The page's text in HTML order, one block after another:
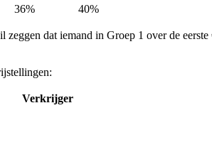
36% 40%
dat iemand in Groep 1 over de
Verkrijger